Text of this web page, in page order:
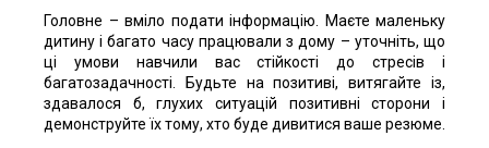
Головне – вміло подати інформацію. Маєте маленьку
дитину і багато часу працювали з дому – уточніть, що
ці умови навчили вас стійкості до стресів і
багатозадачності. Будьте на позитиві, витягайте із,
здавалося б, глухих ситуацій позитивні сторони і
демонструйте їх тому, хто буде дивитися ваше резюме.